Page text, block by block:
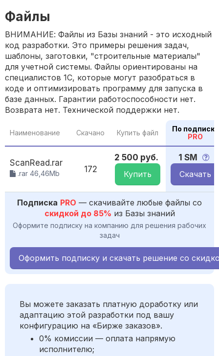
Файлы
ВНИМАНИЕ: Файлы из Базы знаний - это исходный
код разработки. Это примеры решения задач,
шаблоны, заготовки, "строительные материалы"
для учетной системы. Файлы ориентированы на
специалистов 1С, которые могут разобраться в
коде и оптимизировать программу для запуска в
базе данных. Гарантии работоспособности нет.
Возврата нет. Технической поддержки нет.
Наименование Скачано Купить файл
По подписке
PRO
ScanRead.rar
.rar 46,46Mb 172
2 500 руб.
Купить
1 SM
Скачать
Подписка PRO — скачивайте любые файлы со
скидкой до 85% из Базы знаний
Оформите подписку на компанию для решения рабочих
задач
Оформить подписку и скачать решение со
Вы можете заказать платную доработку или
адаптацию этой разработки под вашу
конфигурацию на «Бирже заказов».
0% комиссии — оплата напрямую
исполнителю;